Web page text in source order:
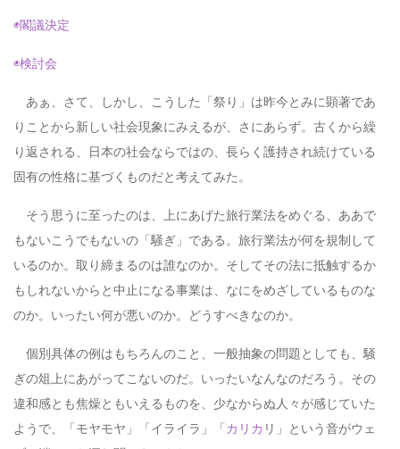
◉閣議決定
◉検討会
あぁ、さて、しかし、こうした「祭り」は昨今とみに顕著であ
りことから新しい社会現象にみえるが、さにあらず。古くから繰
り返される、日本の社会ならではの、長らく護持され続けている
固有の性格に基づくものだと考えてみた。
そう思うに至ったのは、上にあげた旅行業法をめぐる、ああで
もないこうでもないの「騒ぎ」である。旅行業法が何を規制して
いるのか。取り締まるのは誰なのか。そしてその法に抵触するか
もしれないからと中止になる事業は、なにをめざしているものな
のか。いったい何が悪いのか。どうすべきなのか。
個別具体の例はもちろんのこと、一般抽象の問題としても、騒
ぎの俎上にあがってこないのだ。いったいなんなのだろう。その
違和感とも焦燥ともいえるものを、少なからぬ人々が感じていた
ようで、「モヤモヤ」「イライラ」「カリカ リ」という音がウェ